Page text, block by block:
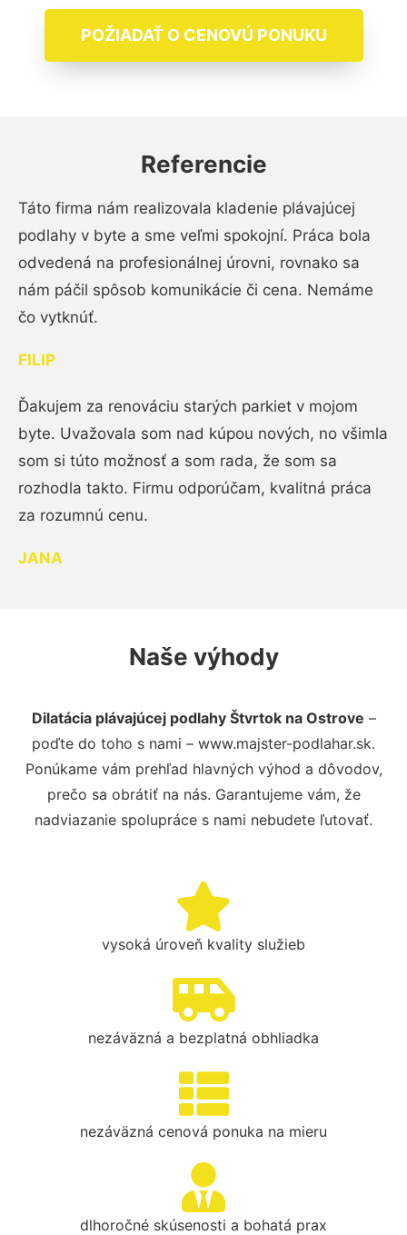
POŽIADAŤ O CENOVÚ PONUKU
Referencie
Táto firma nám realizovala kladenie plávajúcej
podlahy v byte a sme veľmi spokojní. Práca bola
odvedená na profesionálnej úrovni, rovnako sa
nám páčil spôsob komunikácie či cena. Nemáme
čo vytknúť.
FILIP
Ďakujem za renováciu starých parkiet v mojom
byte. Uvažovala som nad kúpou nových, no všimla
som si túto možnosť a som rada, že som sa
rozhodla takto. Firmu odporúčam, kvalitná práca
za rozumnú cenu.
JANA
Naše výhody
Dilatácia plávajúcej podlahy Štvrtok na Ostrove –
poďte do toho s nami – www.majster-podlahar.sk.
Ponúkame vám prehľad hlavných výhod a dôvodov,
prečo sa obrátiť na nás. Garantujeme vám, že
nadviazanie spolupráce s nami nebudete ľutovať.
vysoká úroveň kvality služieb
nezáväzná a bezplatná obhliadka
nezáväzná cenová ponuka na mieru
dlhoročné skúsenosti a bohatá prax